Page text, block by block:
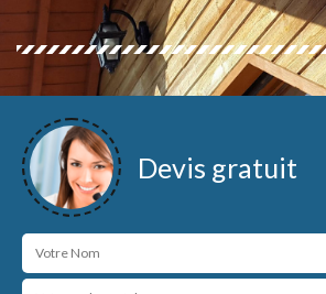
Devis gratuit